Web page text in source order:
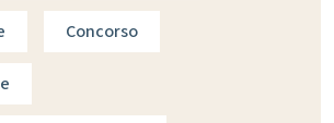
Concorso